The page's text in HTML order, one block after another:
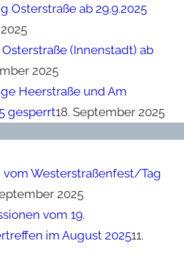
Osterstraße ab 29.9.2025
(Innenstadt) ab
2025
Heerstraße und Am
gesperrt18. September 2025
Westerstraßenfest/Tag
2025
vom 19.
im August 202511.